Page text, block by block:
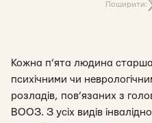
Поширити:
Кожна п’ята людина старша
психічними чи
розладів, пов’язаних з
ВООЗ. З усіх видів